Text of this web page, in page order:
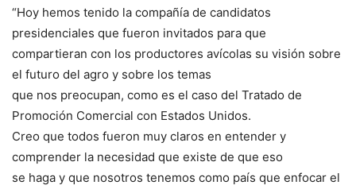
“Hoy hemos tenido la compañía de candidatos
presidenciales que fueron invitados para que
compartieran con los productores avícolas su visión sobre
el futuro del agro y sobre los temas
que nos preocupan, como es el caso del Tratado de
Promoción Comercial con Estados Unidos.
Creo que todos fueron muy claros en entender y
comprender la necesidad que existe de que eso
se haga y que nosotros tenemos como país que enfocar el